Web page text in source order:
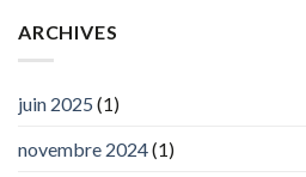
ARCHIVES
juin 2025 (1)
novembre 2024(1)